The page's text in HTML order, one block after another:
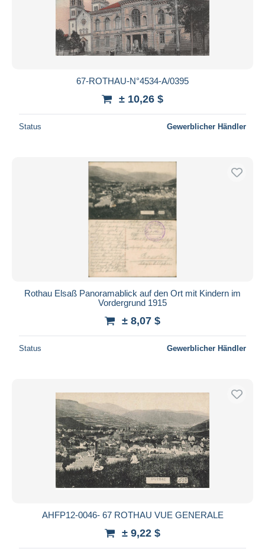
67-ROTHAU-N°4534-A/0395
± 10,26 $
Status Gewerblicher Händler
Rothau Elsaß Panoramablick auf den Ort mit Kindern im
Vordergrund 1915
± 8,07 $
Status Gewerblicher Händler
AHFP12-0046- 67 ROTHAU VUE GENERALE
± 9,22 $